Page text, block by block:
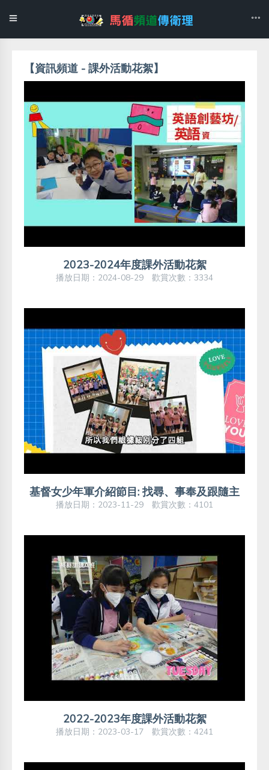
【資訊頻道 - 課外活動花絮】
2023-2024年度課外活動花絮
播放日期：2024-08-29 歡賞次數：3334
基督女少年軍介紹節目: 找尋、事奉及跟隨主
播放日期：2023-11-29 歡賞次數：4101
2022-2023年度課外活動花絮
播放日期：2023-03-17 歡賞次數：4241